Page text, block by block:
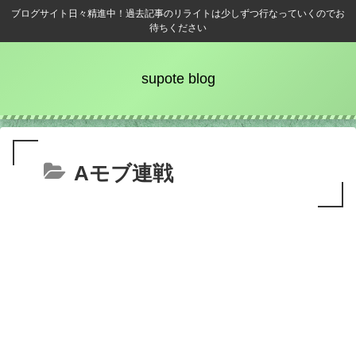
ブログサイト日々精進中！過去記事のリライトは少しずつ行なっていくのでお
待ちください
supote blog
Aモブ連戦